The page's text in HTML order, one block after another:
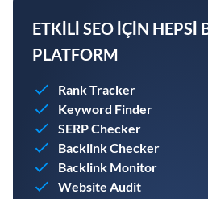
ETKILI SEO IÇIN HEPSI
PLATFORM
Rank Tracker
Keyword Finder
SERP Checker
Backlink Checker
Backlink Monitor
Website Audit